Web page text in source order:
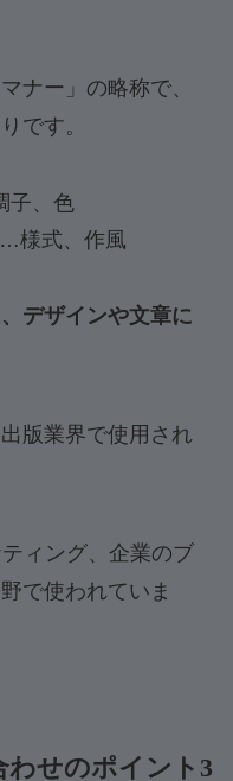
ナー」の略称で、
です。
子、色
様式、作風
デザインや文章に
版業界で使用され
ィング、企業のブ
で使われていま
せのポイント3